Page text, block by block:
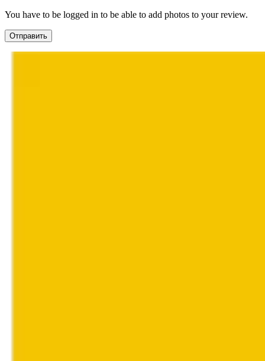
You have to be logged in to be able to add photos to your review.